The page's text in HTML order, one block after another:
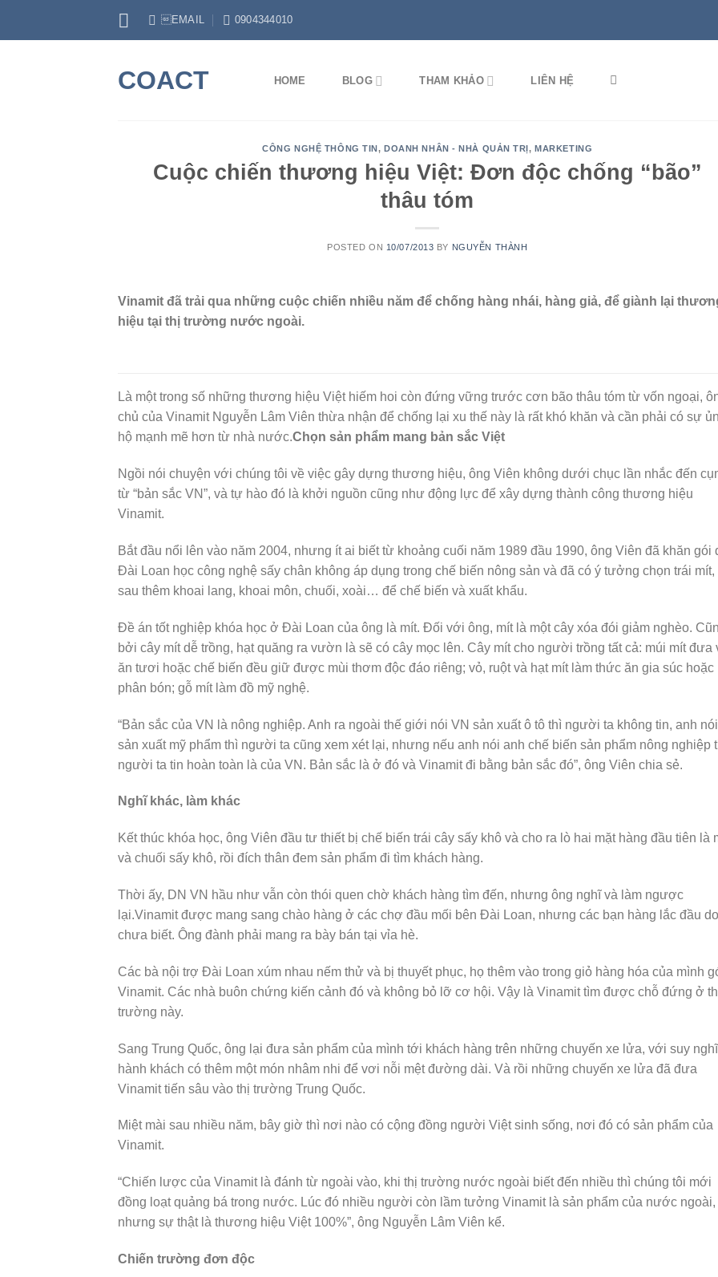
EMAIL 0904344010
COACT HOME BLOG THAM KHẢO LIÊN HỆ
CÔNG NGHỆ THÔNG TIN,DOANH NHÂN - NHÀ QUẢN TRỊ,MARKETING
Cuộc chiến thương hiệu Việt: Đơn độc chống “bão”
thâu tóm
POSTED ON 10/07/2013 BY NGUYỄN THÀNH
Vinamit đã trải qua những cuộc chiến nhiều năm để chống hàng nhái, hàng giả, để giành lại
hiệu tại thị trường nước ngoài.
Là một trong số những thương hiệu Việt hiếm hoi còn đứng vững trước cơn bão thâu tóm từ vốn ngoại,
chủ của Vinamit Nguyễn Lâm Viên thừa nhận để chống lại xu thế này là rất khó khăn và cần phải có sự
hộ mạnh mẽ hơn từ nhà nước.Chọn sản phẩm mang bản sắc Việt
Ngồi nói chuyện với chúng tôi về việc gây dựng thương hiệu, ông Viên không dưới chục lần nhắc đến
từ “bản sắc VN”, và tự hào đó là khởi nguồn cũng như động lực để xây dựng thành công thương hiệu
Vinamit.
Bắt đầu nổi lên vào năm 2004, nhưng ít ai biết từ khoảng cuối năm 1989 đầu 1990, ông Viên đã khăn gói
Đài Loan học công nghệ sấy chân không áp dụng trong chế biến nông sản và đã có ý tưởng chọn trái mít,
sau thêm khoai lang, khoai môn, chuối, xoài… để chế biến và xuất khẩu.
Đề án tốt nghiệp khóa học ở Đài Loan của ông là mít. Đối với ông, mít là một cây xóa đói giảm nghèo.
bởi cây mít dễ trồng, hạt quăng ra vườn là sẽ có cây mọc lên. Cây mít cho người trồng tất cả: múi mít đưa
ăn tươi hoặc chế biến đều giữ được mùi thơm độc đáo riêng; vỏ, ruột và hạt mít làm thức ăn gia súc hoặc
phân bón; gỗ mít làm đồ mỹ nghệ.
“Bản sắc của VN là nông nghiệp. Anh ra ngoài thế giới nói VN sản xuất ô tô thì người ta không tin, anh nói
sản xuất mỹ phẩm thì người ta cũng xem xét lại, nhưng nếu anh nói anh chế biến sản phẩm nông nghiệp
người ta tin hoàn toàn là của VN. Bản sắc là ở đó và Vinamit đi bằng bản sắc đó”, ông Viên chia sẻ.
Nghĩ khác, làm khác
Kết thúc khóa học, ông Viên đầu tư thiết bị chế biến trái cây sấy khô và cho ra lò hai mặt hàng đầu tiên là
và chuối sấy khô, rồi đích thân đem sản phẩm đi tìm khách hàng.
Thời ấy, DN VN hầu như vẫn còn thói quen chờ khách hàng tìm đến, nhưng ông nghĩ và làm ngược
lại.Vinamit được mang sang chào hàng ở các chợ đầu mối bên Đài Loan, nhưng các bạn hàng lắc đầu
chưa biết. Ông đành phải mang ra bày bán tại vỉa hè.
Các bà nội trợ Đài Loan xúm nhau nếm thử và bị thuyết phục, họ thêm vào trong giỏ hàng hóa của mình
Vinamit. Các nhà buôn chứng kiến cảnh đó và không bỏ lỡ cơ hội. Vậy là Vinamit tìm được chỗ đứng ở
trường này.
Sang Trung Quốc, ông lại đưa sản phẩm của mình tới khách hàng trên những chuyến xe lửa, với suy nghĩ
hành khách có thêm một món nhâm nhi để vơi nỗi mệt đường dài. Và rồi những chuyến xe lửa đã đưa
Vinamit tiến sâu vào thị trường Trung Quốc.
Miệt mài sau nhiều năm, bây giờ thì nơi nào có cộng đồng người Việt sinh sống, nơi đó có sản phẩm của
Vinamit.
“Chiến lược của Vinamit là đánh từ ngoài vào, khi thị trường nước ngoài biết đến nhiều thì chúng tôi mới
đồng loạt quảng bá trong nước. Lúc đó nhiều người còn lầm tưởng Vinamit là sản phẩm của nước ngoài,
nhưng sự thật là thương hiệu Việt 100%”, ông Nguyễn Lâm Viên kể.
Chiến trường đơn độc